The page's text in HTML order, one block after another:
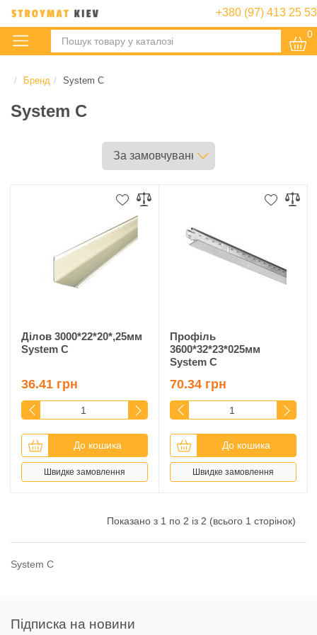
+380 (97) 413 25 53
0
Бренд System C
System C
Ділов 3000*22*20*,25мм
System C
36.41 грн
До кошика
Швидке замовлення
Профіль
3600*32*23*025мм
System C
70.34 грн
До кошика
Швидке замовлення
Показано з 1 по 2 із 2 (всього 1 сторінок)
System C
Підписка на новини